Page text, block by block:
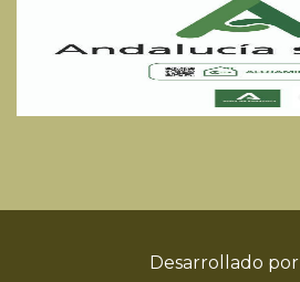
Desarrollado por